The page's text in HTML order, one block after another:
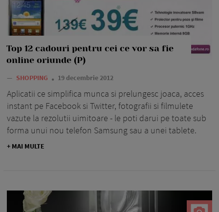
Top 12 cadouri pentru cei ce vor sa fie
online oriunde (P)
— SHOPPING 19 decembrie 2012
Aplicatii ce simplifica munca si prelungesc joaca, acces
instant pe Facebook si Twitter, fotografii si filmulete
vazute la rezolutii uimitoare - le poti darui pe toate sub
forma unui nou telefon Samsung sau a unei tablete.
+ MAI MULTE